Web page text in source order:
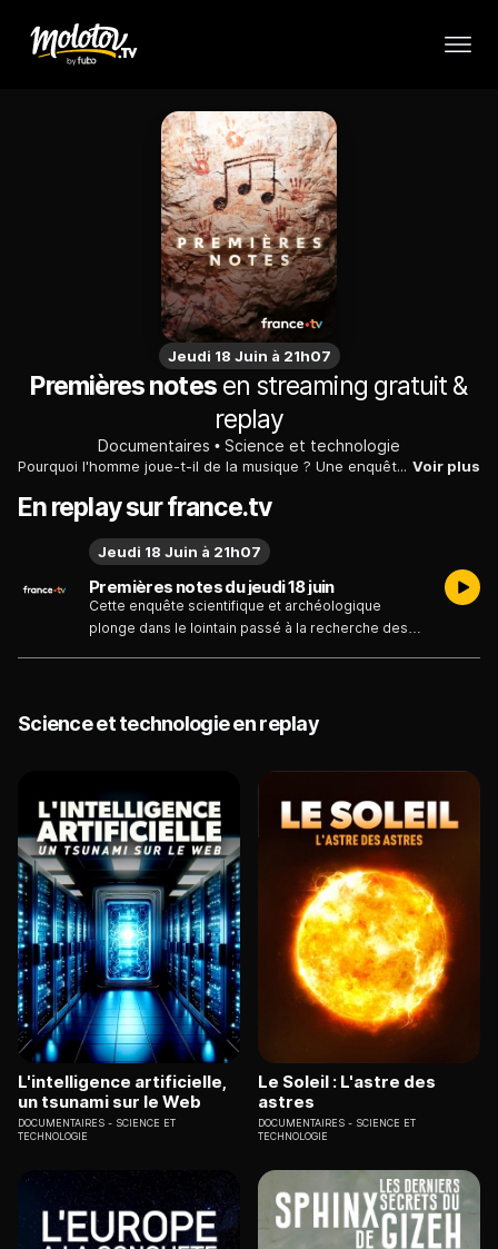
Jeudi 18 Juin à 21h07
Premières notesen streaming gratuit &
replay
Documentaires Science et technologie
Pourquoi l'homme joue-t-il de la musique ? Une enquête scientifique et archéologique remonte aux origines de cette mystérieuse facette de l'humanité. Voir plus
En replay sur france.tv
Premières notes du jeudi 18 juin
Cette enquête scientifique et archéologique
plonge dans le lointain passé à la recherche des
musiciens, ce voyage à travers différents pays
d'Europe et du Proche-Orient fait découvrir à quel
Jeudi 18 Juin à 21h07
Science et technologie en replay
L'intelligence artificielle,
un tsunami sur le Web
DOCUMENTAIRES
SCIENCE ET
TECHNOLOGIE
Le Soleil : L'astre des
astres
DOCUMENTAIRES
SCIENCE ET
TECHNOLOGIE